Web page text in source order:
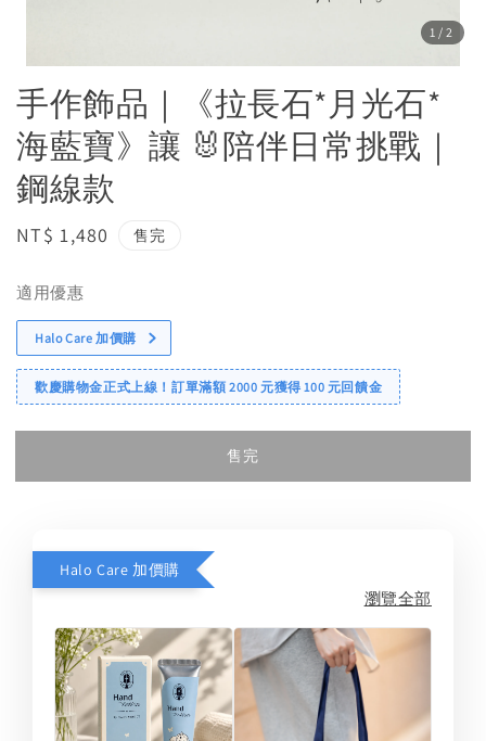
1 /2
手作飾品｜《拉長石*月光石*
海藍寶》讓 🐰陪伴日常挑戰｜
鋼線款
Regular
NT$ 1,480 售完
適用優惠
Halo Care 加價購
歡慶購物金正式上線！訂單滿額 2000 元獲得 100 元回饋金
售完
Halo Care 加價購
瀏覽全部